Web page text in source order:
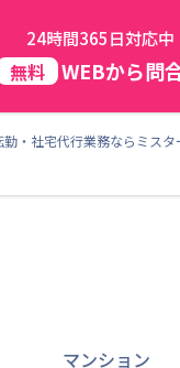
24時間365日対応中
無料 WEBから問
社宅代行業務ならミスタ
マンション